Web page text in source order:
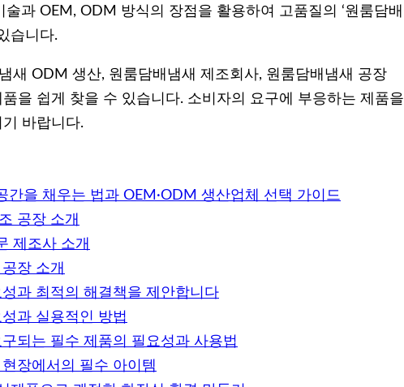
과 OEM, ODM 방식의 장점을 활용하여 고품질의 ‘원룸담배
습니다.
새 ODM 생산, 원룸담배냄새 제조회사, 원룸담배냄새 공장
을 쉽게 찾을 수 있습니다. 소비자의 요구에 부응하는 제품을
바랍니다.
간을 채우는 법과 OEM·ODM 생산업체 선택 가이드
공장 소개
제조사 소개
장 소개
과 최적의 해결책을 제안합니다
과 실용적인 방법
되는 필수 제품의 필요성과 사용법
장에서의 필수 아이템